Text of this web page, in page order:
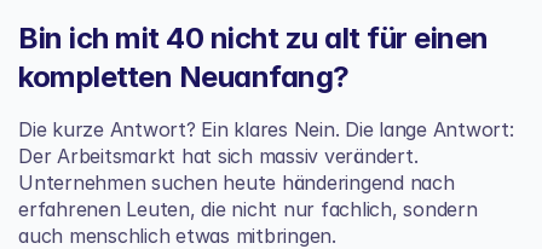
Bin ich mit 40 nicht zu alt für einen
kompletten Neuanfang?
Die kurze Antwort? Ein klares Nein. Die lange Antwort:
Der Arbeitsmarkt hat sich massiv verändert.
Unternehmen suchen heute händeringend nach
erfahrenen Leuten, die nicht nur fachlich, sondern
auch menschlich etwas mitbringen.